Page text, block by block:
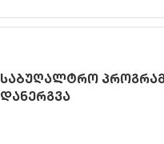
საბუღალტრო
დანერგვა